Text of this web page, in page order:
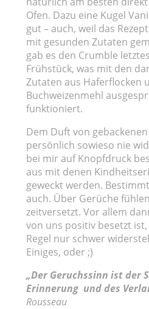
Ofen. Dazu eine Kugel
gut – auch, weil das
mit gesunden Zutaten
gab es den Crumble
Frühstück, was mit den
Zutaten aus Haferflocken
Buchweizenmehl
funktioniert.
Dem Duft von
persönlich sowieso nie
bei mir auf Knopfdruck
aus mit denen
geweckt werden.
auch. Über Gerüche
zeitversetzt. Vor allem
von uns positiv besetzt
Regel nur schwer
Einiges, oder ;)
„Der Geruchssinn ist der
Erinnerung und des
Rousseau